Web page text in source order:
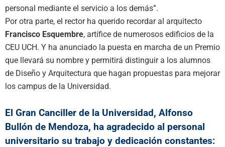
personal mediante el servicio a los demás”.
Por otra parte, el rector ha querido recordar al arquitecto
Francisco Esquembre, artífice de numerosos edificios de la
CEU UCH. Y ha anunciado la puesta en marcha de un Premio
que llevará su nombre y permitirá distinguir a los alumnos
de Diseño y Arquitectura que hagan propuestas para mejorar
los campus de la Universidad.
El Gran Canciller de la Universidad, Alfonso
Bullón de Mendoza, ha agradecido al personal
universitario su trabajo y dedicación constantes: